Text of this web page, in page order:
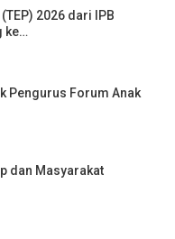
2026 dari IPB
ke…
Pengurus Forum Anak
dan Masyarakat